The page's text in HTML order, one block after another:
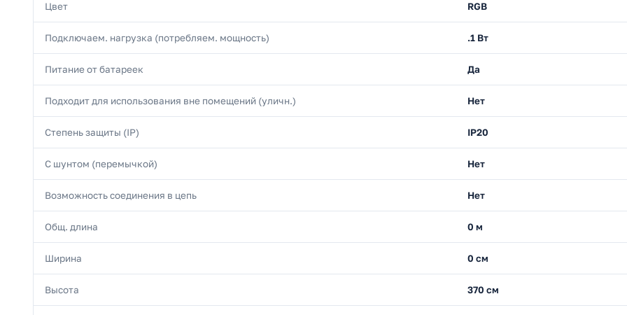
Цвет RGB
Подключаем. нагрузка (потребляем. мощность) .1 Вт
Питание от батареек Да
Подходит для использования вне помещений (уличн.) Нет
Степень защиты (IP) IP20
С шунтом (перемычкой) Нет
Возможность соединения в цепь Нет
Общ. длина 0 м
Ширина 0 см
Высота 370 см